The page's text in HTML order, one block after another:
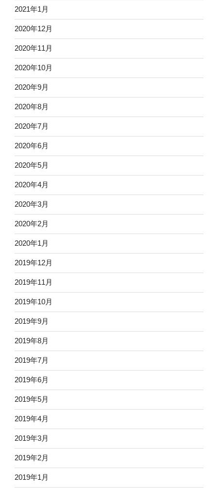
2021年1月
2020年12月
2020年11月
2020年10月
2020年9月
2020年8月
2020年7月
2020年6月
2020年5月
2020年4月
2020年3月
2020年2月
2020年1月
2019年12月
2019年11月
2019年10月
2019年9月
2019年8月
2019年7月
2019年6月
2019年5月
2019年4月
2019年3月
2019年2月
2019年1月